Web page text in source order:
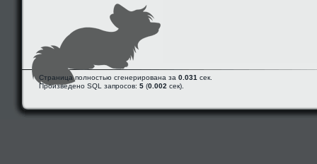
Страница полностью сгенерирована за 0.031 сек.
Произведено SQL запросов: 5 (0.002 сек).